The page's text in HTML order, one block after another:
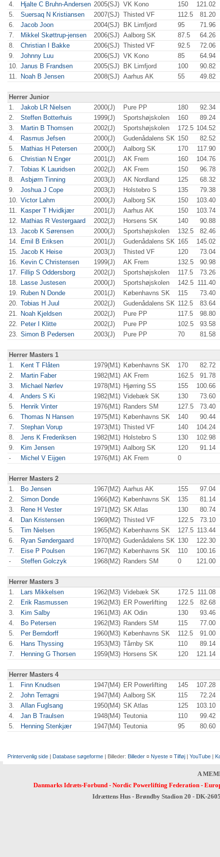
4.
Hjalte C Bruhn-Andersen 2005(SJ) VK Kono 150
121.02
5.
Suersaq N Kristiansen 2007(SJ) Thisted VF 112.5
81.20
6.
Jacob Joon 2004(SJ) BK Limfjord 95
71.96
7.
Mikkel Skøttrup-jensen 2006(SJ) Aalborg SK 87.5
64.26
8.
Christian I Bakke 2006(SJ) Thisted VF 92.5
72.06
9.
Johnny Luu 2006(SJ) VK Kono 85
64.94
10. Janus B Frandsen 2005(SJ) BK Limfjord 100
90.82
11.
Noah B Jensen 2008(SJ) Aarhus AK 55 49.82
Herrer Junior
1.
Jakob LR Nielsen 2000(J) Pure PP 180
92.34
2.
Steffen Botterhuis 1999(J) Sportshøjskolen 160
89.24
3.
Martin B Thomsen 2002(J) Sportshøjskolen 172.5 104.52
4.
Rasmus Jefsen 2000(J) Gudenådalens SK 150
82.52
5.
Mathias H Petersen 2000(J) Aalborg SK 170
117.90
6.
Christian N Enger 2001(J) AK Frem 160
104.76
7.
Tobias K Lauridsen 2002(J) AK Frem 150
96.78
8.
Asbjørn Tinning 2003(J) AK Nordland 125
68.32
9.
Joshua J Cope 2003(J) Holstebro S 135
79.38
10. Victor Lahm 2000(J) Aalborg SK 150
103.40
11.
Kasper T Hvidkjær 2001(J) Aarhus AK 150
103.74
12. Mathias R Vestergaard 2002(J) Horsens SK 140
90.88
13. Jacob K Sørensen 2000(J) Sportshøjskolen 132.5
82.46
14. Emil B Eriksen 2001(J) Gudenådalens SK 165
145.02
15. Jacob K Heise 2003(J) Thisted VF 120
73.04
16. Kevin C Christensen 1999(J) AK Frem 132.5
90.98
17. Fillip S Oddersborg 2002(J) Sportshøjskolen 117.5
73.26
18. Lasse Justesen 2000(J) Sportshøjskolen 142.5 111.40
19. Ruben N Donde 2001(J) Københavns SK 115
73.40
20. Tobias H Juul 2002(J) Gudenådalens SK 112.5
83.64
21. Noah Kjeldsen 2002(J) Pure PP 117.5
98.80
22. Peter I Klitte 2002(J) Pure PP 102.5
93.58
23. Simon B Pedersen 2003(J) Pure PP 70 81.58
Herrer Masters 1
1.
Kent T Flåten 1979(M1) Københavns SK 170
82.72
2.
Martin Faber 1982(M1) AK Frem 162.5
91.78
3.
Michael Nørlev 1978(M1) Hjørring SS 155
100.66
4.
Anders S Ki 1982(M1) Videbæk SK 130
73.60
5.
Henrik Vinter 1976(M1) Randers SM 127.5
73.40
6.
Thomas N Hansen 1975(M1) Københavns SK 140
90.44
7.
Stephan Vorup 1973(M1) Thisted VF 140
104.24
8.
Jens K Frederiksen 1982(M1) Holstebro S 130
102.98
9.
Kim Jensen 1979(M1) Aalborg SK 120
91.14
-
Michel V Eijgen 1976(M1) AK Frem 0
Herrer Masters 2
1.
Bo Jensen 1967(M2) Aarhus AK 155
97.04
2.
Simon Donde 1966(M2) Københavns SK 135
81.14
3.
Rene H Vester 1971(M2) SK Atlas 130
80.74
4.
Dan Kristensen 1969(M2) Thisted VF 122.5
73.10
5.
Tim Nielsen 1965(M2) Københavns SK 127.5 113.44
6.
Ryan Søndergaard 1970(M2) Gudenådalens SK 130
122.30
7.
Eise P Poulsen 1967(M2) Københavns SK 110
100.16
-
Steffen Golczyk 1968(M2) Randers SM 0 121.00
Herrer Masters 3
1.
Lars Mikkelsen 1962(M3) Videbæk SK 172.5 111.08
2.
Erik Rasmussen 1962(M3) ER Powerlifting 122.5
82.68
3.
Kim Salby 1961(M3) AK Odin 130
93.46
4.
Bo Petersen 1962(M3) Randers SM 115
77.00
5.
Per Berndorff 1960(M3) Københavns SK 112.5
91.00
6.
Hans Thyssing 1953(M3) Tårnby SK 110
89.14
7.
Henning G Thorsen 1959(M3) Horsens SK 120 121.14
Herrer Masters 4
1.
Finn Knudsen 1947(M4) ER Powerlifting 145
107.28
2.
John Terragni 1947(M4) Aalborg SK 115
72.24
3.
Allan Fuglsang 1950(M4) SK Atlas 125
103.10
4.
Jan B Traulsen 1948(M4) Teutonia 110
99.42
5.
Henning Stenkjær 1947(M4) Teutonia 95 80.60
Printervenlig side | Database søgeforme | Billeder: Billeder ¤ Nyeste ¤ Tilføj | YouTube |
A
Danmarks Idræts-Forbund- Nordic Powerlifting Federation-
Idrættens Hus - Brøndby Stadion 20 - DK-